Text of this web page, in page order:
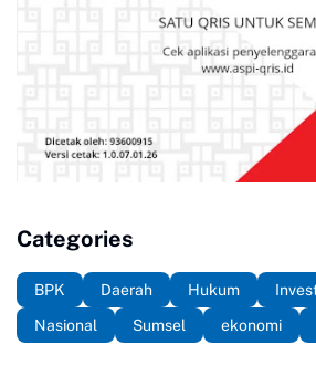
Categories
BPK Daerah Hukum
Nasional
Sumsel ekonomi